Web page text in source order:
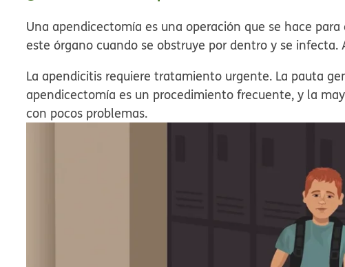
Una apendicectomía es una operación que se hace
este órgano cuando se obstruye por dentro y se
La apendicitis requiere tratamiento urgente. La pauta
apendicectomía es un procedimiento frecuente, y la
con pocos problemas.